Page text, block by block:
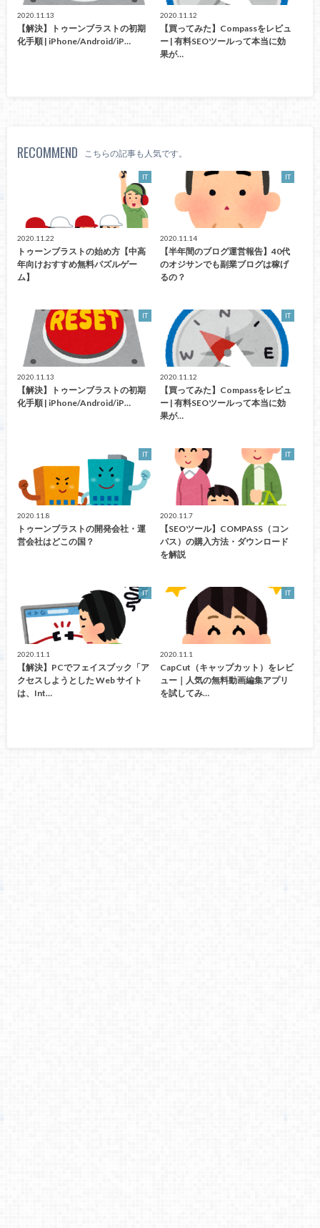
2020.11.13
【解決】トゥーンブラストの初期
化手順 | iPhone/Android/iP…
2020.11.12
【買ってみた】Compassをレビュ
ー | 有料SEOツールって本当に効
果が…
RECOMMEND こちらの記事も人気です。
IT
2020.11.22
トゥーンブラストの始め方【中高
年向けおすすめ無料パズルゲー
ム】
IT
2020.11.14
【半年間のブログ運営報告】40代
のオジサンでも副業ブログは稼げ
るの？
IT
2020.11.13
【解決】トゥーンブラストの初期
化手順 | iPhone/Android/iP…
IT
2020.11.12
【買ってみた】Compassをレビュ
ー | 有料SEOツールって本当に効
果が…
IT
2020.11.8
トゥーンブラストの開発会社・運
営会社はどこの国？
IT
2020.11.7
【SEOツール】COMPASS（コン
パス）の購入方法・ダウンロード
を解説
IT
2020.11.1
【解決】PCでフェイスブック「ア
クセスしようとした Web サイト
は、Int…
IT
2020.11.1
CapCut（キャップカット）をレビ
ュー｜人気の無料動画編集アプリ
を試してみ…